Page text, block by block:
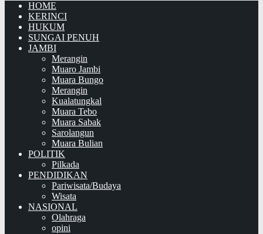
HOME
KERINCI
HUKUM
SUNGAI PENUH
JAMBI
Merangin
Muaro Jambi
Muara Bungo
Merangin
Kualatungkal
Muara Tebo
Muara Sabak
Sarolangun
Muara Bulian
POLITIK
Pilkada
PENDIDIKAN
Pariwisata/Budaya
Wisata
NASIONAL
Olahraga
opini